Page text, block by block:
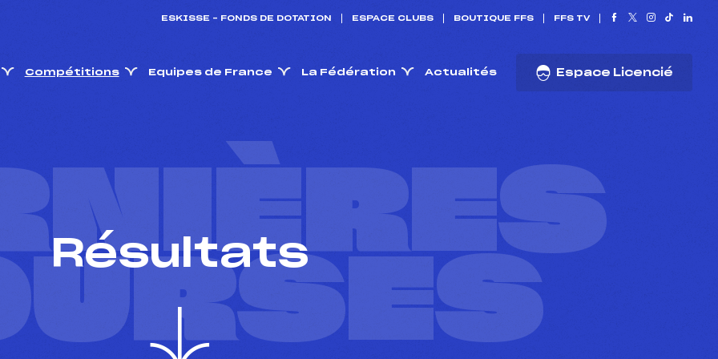
ESKISSE – FONDS DE DOTATION ESPACE CLUBS BOUTIQUE FFS FFS TV
Compétitions Equipes de France La Fédération Actualités Espace Licencié
Résultats